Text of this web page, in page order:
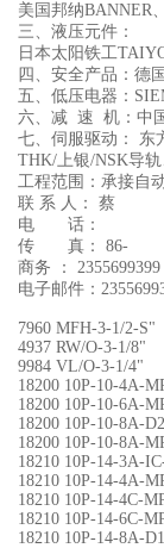
美国邦纳BANNER
三、液压元件：
日本太阳铁工
四、安全产品：德
五、低压电器：
六、减 速 机：中
七、伺服驱动： 东
THK/上银/NSK导
工程范围：承接自
联 系 人： 蔡
电 话：
传 真： 86-
商务 ： 2355699399
电子邮件：
7960 MFH-3-1/2-S"
4937 RW/O-3-1/8"
9984 VL/O-3-1/4"
18200 10P-10-4A-
18200 10P-10-6A-
18200 10P-10-8A-
18200 10P-10-8A-
18210 10P-14-3A-
18210 10P-14-4A-
18210 10P-14-4C-
18210 10P-14-6C-
18210 10P-14-8A-